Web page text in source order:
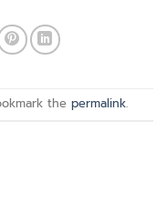
the permalink.